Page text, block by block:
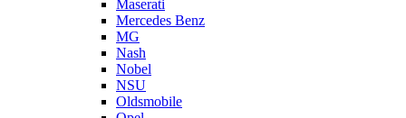
Maserati
Mercedes Benz
MG
Nash
Nobel
NSU
Oldsmobile